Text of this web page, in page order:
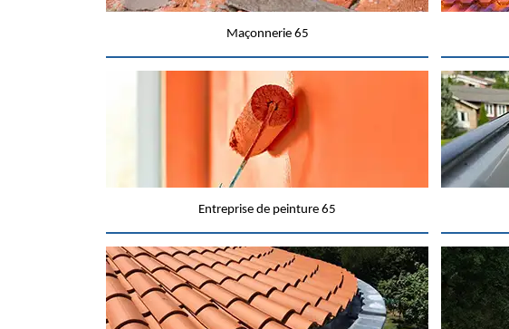
Maçonnerie 65
Entreprise de peinture 65